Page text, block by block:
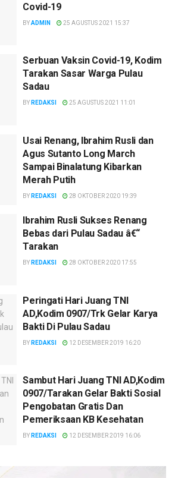
Covid-19
BYADMIN 25 AGUSTUS 2021 15:37
Serbuan Vaksin Covid-19, Kodim
Tarakan Sasar Warga Pulau
Sadau
BY REDAKSI 25 AGUSTUS 2021 11:01
Usai Renang, Ibrahim Rusli dan
Agus Sutanto Long March
Sampai Binalatung Kibarkan
Merah Putih
BY REDAKSI 28 OKTOBER 2020 19:39
Ibrahim Rusli Sukses Renang
Bebas dari Pulau Sadau â€“
Tarakan
BY REDAKSI 28 OKTOBER 2020 17:55
Peringati Hari Juang TNI
AD,Kodim 0907/Trk Gelar Karya
Bakti Di Pulau Sadau
BY REDAKSI 12 DESEMBER 2019 16:20
Sambut Hari Juang TNI AD,Kodim
0907/Tarakan Gelar Bakti Sosial
Pengobatan Gratis Dan
Pemeriksaan KB Kesehatan
BY REDAKSI 12 DESEMBER 2019 16:06